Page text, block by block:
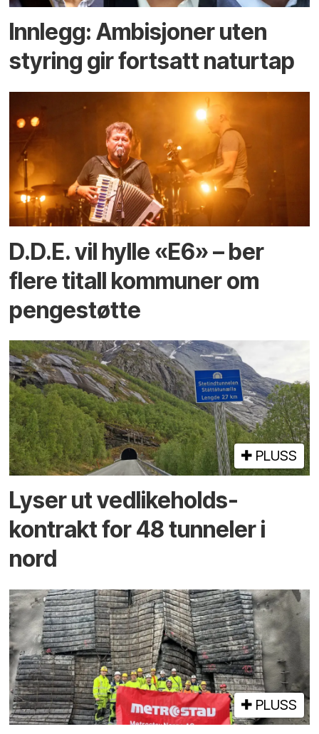
Innlegg: Ambisjoner uten
styring gir fortsatt naturtap
D.D.E. vil hylle «E6» – ber
flere titall kommuner om
pengestøtte
PLUSS
Lyser ut vedlikeholds­
kontrakt for 48 tunneler i
nord
PLUSS